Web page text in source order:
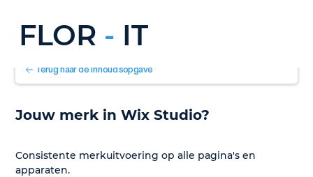
FLOR - IT
Terug naar de inhoudsopgave
Jouw merk in Wix Studio?
Consistente merkuitvoering op alle pagina's en
apparaten.